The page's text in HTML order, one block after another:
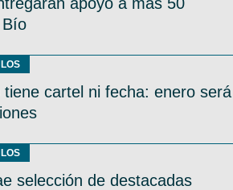
tiene cartel ni fecha: enero será
selección de destacadas